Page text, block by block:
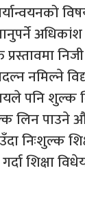
नमिल्ने
पनि
लिन पाउने
शिक्षा